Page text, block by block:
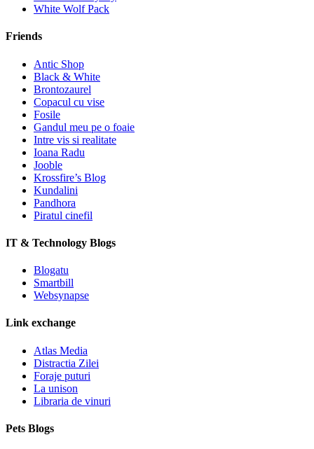
White Wolf Pack
Friends
Antic Shop
Black & White
Brontozaurel
Copacul cu vise
Fosile
Gandul meu pe o foaie
Intre vis si realitate
Ioana Radu
Jooble
Krossfire’s Blog
Kundalini
Pandhora
Piratul cinefil
IT & Technology Blogs
Blogatu
Smartbill
Websynapse
Link exchange
Atlas Media
Distractia Zilei
Foraje puturi
La unison
Libraria de vinuri
Pets Blogs